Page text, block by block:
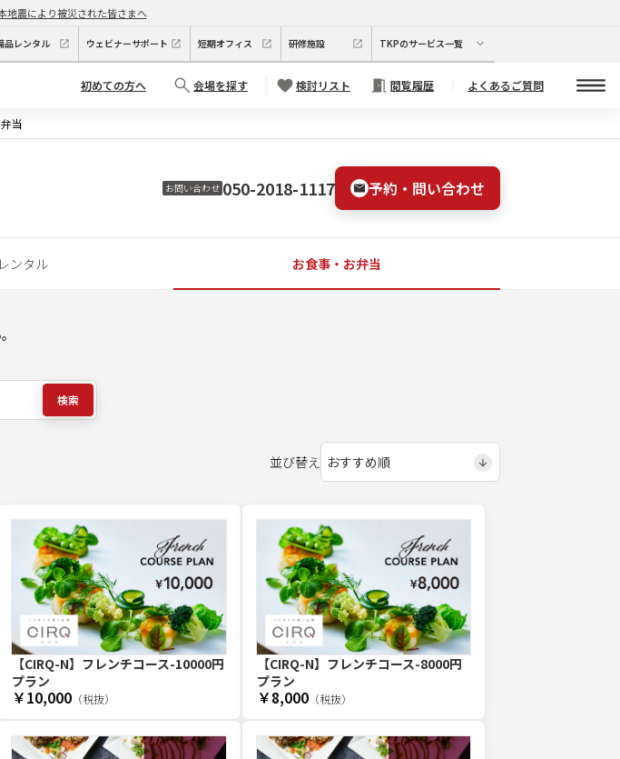
地震により被災された皆さまへ
品レンタル ウェビナーサポート 短期オフィス 研修施設 TKPのサービス一覧
初めての方へ 会場を探す 検討リスト 閲覧履歴 よくあるご質問
当
お問い合わせ 050-2018-1117 予約・問い合わせ
ンタル お食事・お弁当
検索
並び替え
【CIRQ-N】フレンチコース-10000円
プラン
￥10,000 （税抜）
【CIRQ-N】フレンチコース-8000円
プラン
￥8,000（税抜）